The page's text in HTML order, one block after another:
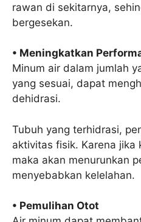
rawan di sekitarnya,
bergesekan.
• Meningkatkan
Minum air dalam jumlah
yang sesuai, dapat
dehidrasi.
Tubuh yang terhidrasi,
aktivitas fisik. Karena jika
maka akan menurunkan
menyebabkan kelelahan.
• Pemulihan Otot